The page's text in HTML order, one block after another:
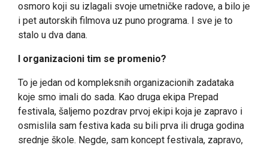
osmoro koji su izlagali svoje umetničke radove, a bilo je
i pet autorskih filmova uz puno programa. I sve je to
stalo u dva dana.
I organizacioni tim se promenio?
To je jedan od kompleksnih organizacionih zadataka
koje smo imali do sada. Kao druga ekipa Prepad
festivala, šaljemo pozdrav prvoj ekipi koja je zapravo i
osmislila sam festiva kada su bili prva ili druga godina
srednje škole. Negde, sam koncept festivala, zapravo,